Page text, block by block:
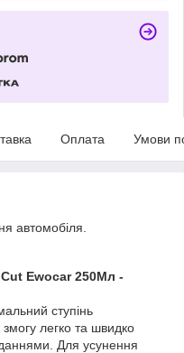
Оплата Умови
автомобіля.
Ewocar 250Мл -
ступінь
легко та швидко
Для усунення